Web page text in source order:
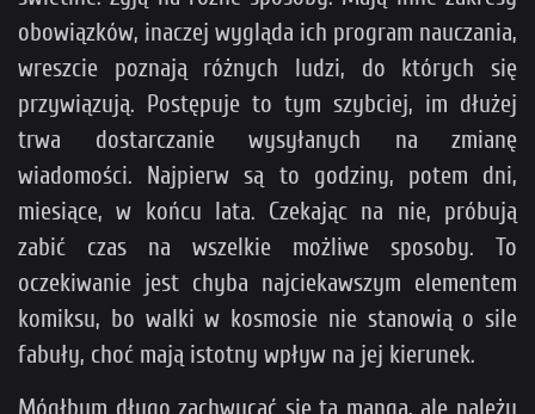
obowiązków, inaczej wygląda ich program nauczania,
wreszcie poznają różnych ludzi, do których się
przywiązują. Postępuje to tym szybciej, im dłużej
trwa dostarczanie wysyłanych na zmianę
wiadomości. Najpierw są to godziny, potem dni,
miesiące, w końcu lata. Czekając na nie, próbują
zabić czas na wszelkie możliwe sposoby. To
oczekiwanie jest chyba najciekawszym elementem
komiksu, bo walki w kosmosie nie stanowią o sile
fabuły, choć mają istotny wpływ na jej kierunek.
Mógłbym długo zachwycać się tą mangą, ale należy